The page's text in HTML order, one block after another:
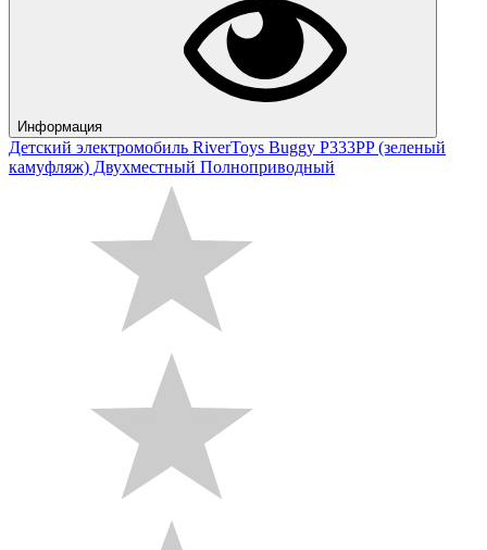
Информация
Детский электромобиль RiverToys Buggy P333PP (зеленый
камуфляж) Двухместный Полноприводный